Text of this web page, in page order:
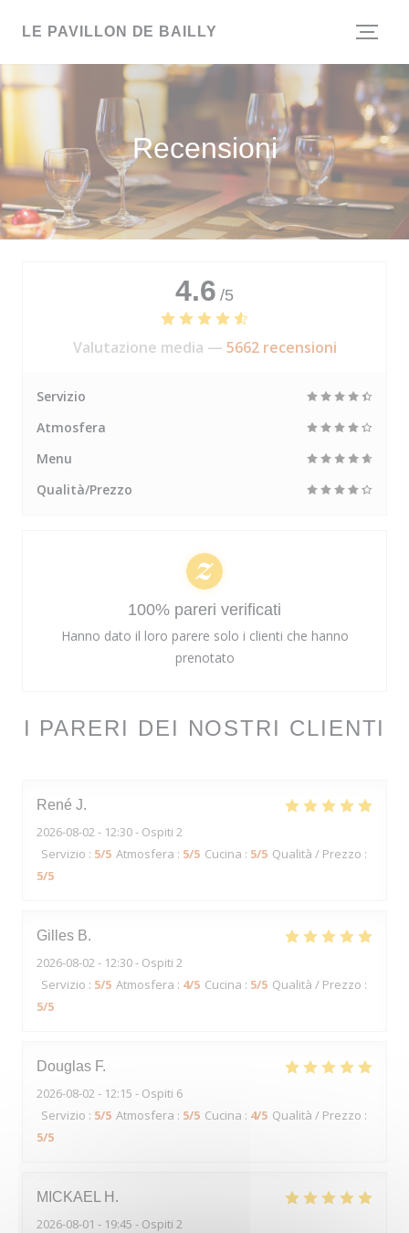
LE PAVILLON DE BAILLY
Recensioni
I PARERI DEI NOSTRI CLIENTI
René J
2026-08-02 - 12:30 - Ospiti 2
Servizio : 5/5 Atmosfera : 5/5 Cucina : 5/5 Qualità / Prezzo :
5/5
Gilles B
2026-08-02 - 12:30 - Ospiti 2
Servizio : 5/5 Atmosfera : 4/5 Cucina : 5/5 Qualità / Prezzo :
5/5
Douglas F
2026-08-02 - 12:15 - Ospiti 6
Servizio : 5/5 Atmosfera : 5/5 Cucina : 4/5 Qualità / Prezzo :
5/5
MICKAEL H
2026-08-01 - 19:45 - Ospiti 2
4.6 /5
Valutazione media — 5662 recensioni
Servizio
Atmosfera
Menu
Qualità/Prezzo
100% pareri verificati
Hanno dato il loro parere solo i clienti che hanno
prenotato